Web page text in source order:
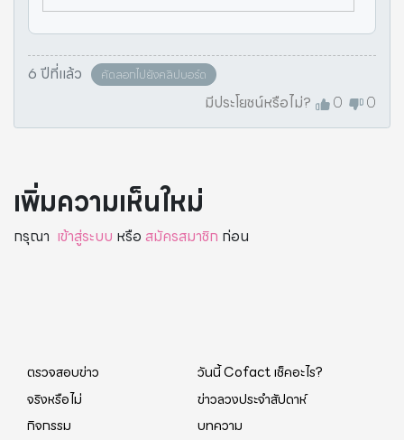
6 ปีที่แล้ว คัดลอกไปยังคลิปบอร์ด
มีประโยชน์หรือไม่? 0 0
เพิ่มความเห็นใหม่
กรุณา เข้าสู่ระบบ หรือ สมัครสมาชิก ก่อน
ตรวจสอบข่าว
วันนี้ Cofact เช็คอะไร?
จริงหรือไม่
ข่าวลวงประจำสัปดาห์
กิจกรรม
บทความ